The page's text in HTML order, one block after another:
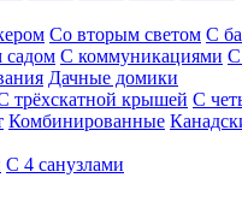
Со вторым светом С
С коммуникациями С
Дачные домики
трёхскатной крышей С
Комбинированные
С 4 санузлами